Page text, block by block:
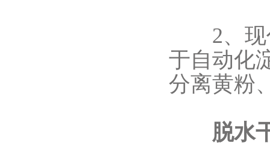
2、现代
于自动化
分离黄粉
脱水干